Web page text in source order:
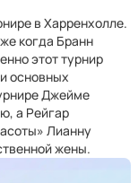
в Харренхолле.
когда Бранн
этот турнир
основных
Джейме
а Рейгар
Лианну
жены.